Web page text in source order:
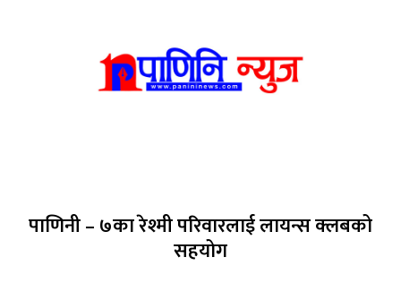
पाणिनी – ७का रेश्मी परिवारलाई लायन्स क्लबको
सहयोग